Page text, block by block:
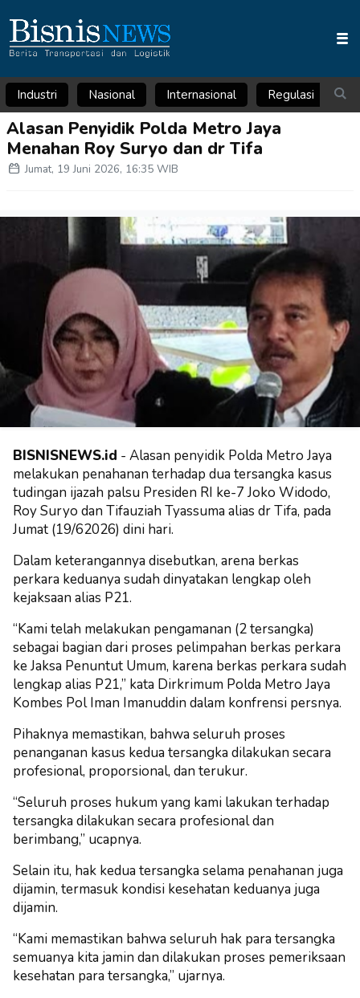
Industri Nasional Internasional Regulasi
Alasan Penyidik Polda Metro Jaya
Menahan Roy Suryo dan dr Tifa
Jumat, 19 Juni 2026, 16:35 WIB
BISNISNEWS.id - Alasan penyidik Polda Metro Jaya
melakukan penahanan terhadap dua tersangka kasus
tudingan ijazah palsu Presiden RI ke-7 Joko Widodo,
Roy Suryo dan Tifauziah Tyassuma alias dr Tifa, pada
Jumat (19/62026) dini hari.
Dalam keterangannya disebutkan, arena berkas
perkara keduanya sudah dinyatakan lengkap oleh
kejaksaan alias P21.
“Kami telah melakukan pengamanan (2 tersangka)
sebagai bagian dari proses pelimpahan berkas perkara
ke Jaksa Penuntut Umum, karena berkas perkara sudah
lengkap alias P21,” kata Dirkrimum Polda Metro Jaya
Kombes Pol Iman Imanuddin dalam konfrensi persnya.
Pihaknya memastikan, bahwa seluruh proses
penanganan kasus kedua tersangka dilakukan secara
profesional, proporsional, dan terukur.
“Seluruh proses hukum yang kami lakukan terhadap
tersangka dilakukan secara profesional dan
berimbang,” ucapnya.
Selain itu, hak kedua tersangka selama penahanan juga
dijamin, termasuk kondisi kesehatan keduanya juga
dijamin.
“Kami memastikan bahwa seluruh hak para tersangka
semuanya kita jamin dan dilakukan proses pemeriksaan
kesehatan para tersangka,” ujarnya.